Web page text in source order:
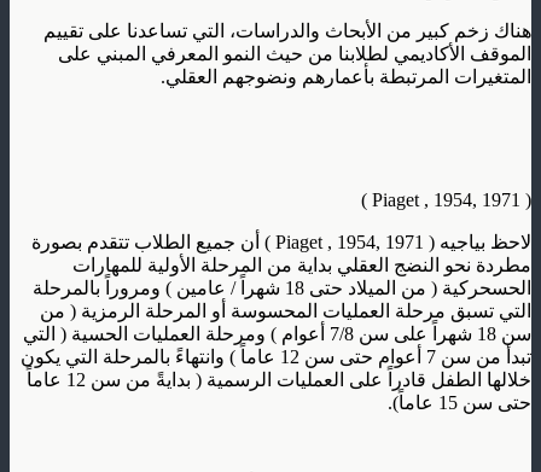
هناك زخم كبير من الأبحاث والدراسات، التي تساعدنا على تقييم
الموقف الأكاديمي لطلابنا من حيث النمو المعرفي المبني على
المتغيرات المرتبطة بأعمارهم ونضوجهم العقلي.
( Piaget , 1954, 1971 )
لاحظ بياجيه ( Piaget , 1954, 1971 ) أن جميع الطلاب تتقدم بصورة
مطردة نحو النضج العقلي بداية من المرحلة الأولية للمهارات
الحسحركية ( من الميلاد حتى 18 شهراً / عامين ) ومروراً بالمرحلة
التي تسبق مرحلة العمليات المحسوسة أو المرحلة الرمزية ( من
سن 18 شهراً على سن 7/8 أعوام ) ومرحلة العمليات الحسية ( التي
تبدأ من سن 7 أعوام حتى سن 12 عاماً ) وانتهاءً بالمرحلة التي يكون
خلالها الطفل قادراً على العمليات الرسمية ( بدايةً من سن 12 عاماً
حتى سن 15 عاماً).